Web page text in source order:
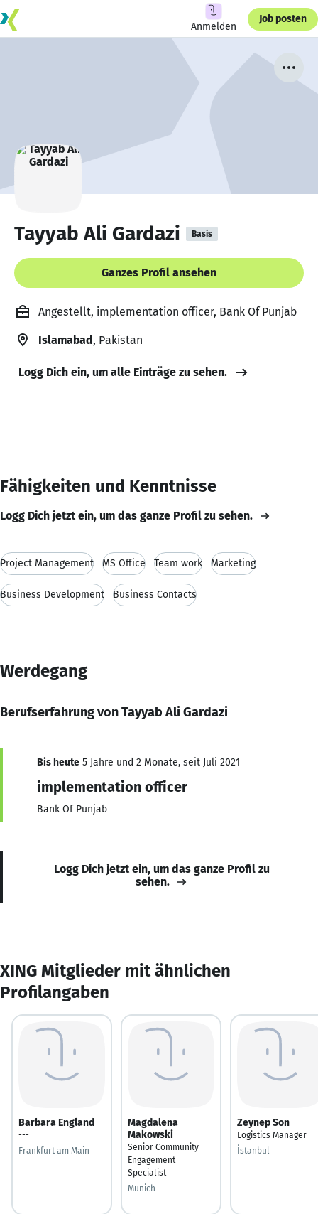
Anmelden
Job posten
Tayyab Ali Gardazi Basis
Ganzes Profil ansehen
Angestellt, implementation officer, Bank Of Punjab
Islamabad, Pakistan
Logg Dich ein, um alle Einträge zu sehen.
Fähigkeiten und Kenntnisse
Logg Dich jetzt ein, um das ganze Profil zu sehen.
Project Management MS Office Team work Marketing
Business Development Business Contacts
Werdegang
Berufserfahrung von Tayyab Ali Gardazi
Bis heute 5 Jahre und 2 Monate, seit Juli 2021
implementation officer
Bank Of Punjab
Logg Dich jetzt ein, um das ganze Profil zu
sehen.
XING Mitglieder mit ähnlichen
Profilangaben
Barbara England
---
Frankfurt am Main
Magdalena
Makowski
Senior Community
Engagement
Specialist
Munich
Zeynep Son
Logistics Manager
İstanbul